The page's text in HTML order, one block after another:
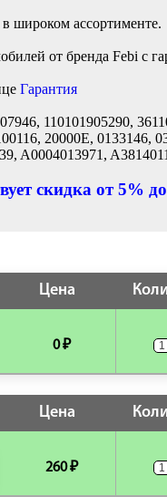
широком ассортименте.
от бренда Febi с
Гарантия
110101905290,
20000E, 0133146,
A0004013971,
скидка от 5%
Цена
0 ₽
Цена
260 ₽